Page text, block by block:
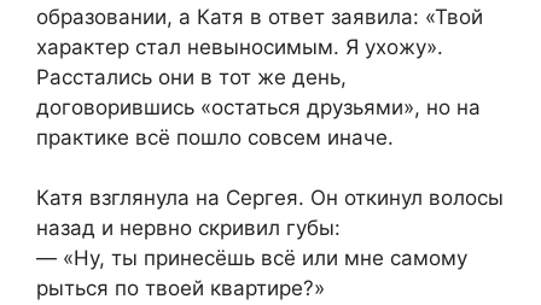
образовании, а Катя в ответ заявила: «Твой
характер стал невыносимым. Я ухожу».
Расстались они в тот же день,
договорившись «остаться друзьями», но на
практике всё пошло совсем иначе.
Катя взглянула на Сергея. Он откинул волосы
назад и нервно скривил губы:
— «Ну, ты принесёшь всё или мне самому
рыться по твоей квартире?»